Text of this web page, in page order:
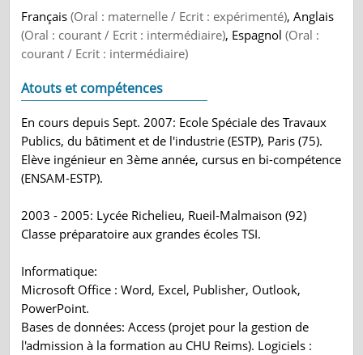
Français(Oral : maternelle / Ecrit : expérimenté), Anglais
(Oral : courant / Ecrit : intermédiaire), Espagnol(Oral :
courant / Ecrit : intermédiaire)
Atouts et compétences
En cours depuis Sept. 2007: Ecole Spéciale des Travaux
Publics, du bâtiment et de l'industrie (ESTP), Paris (75).
Elève ingénieur en 3ème année, cursus en bi-compétence
(ENSAM-ESTP).
2003 - 2005: Lycée Richelieu, Rueil-Malmaison (92)
Classe préparatoire aux grandes écoles TSI.
Informatique:
Microsoft Office : Word, Excel, Publisher, Outlook,
PowerPoint.
Bases de données: Access (projet pour la gestion de
l'admission à la formation au CHU Reims). Logiciels :